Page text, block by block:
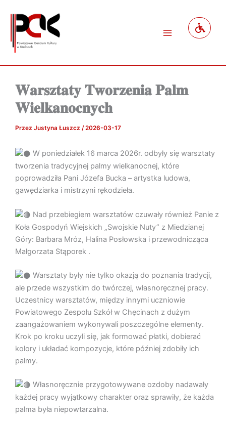
treści
𝐖𝐚𝐫𝐬𝐳𝐭𝐚𝐭𝐲 𝐓𝐰𝐨𝐫𝐳𝐞𝐧𝐢𝐚 𝐏𝐚𝐥𝐦
𝐖𝐢𝐞𝐥𝐤𝐚𝐧𝐨𝐜𝐧𝐲𝐜𝐡
Przez Justyna Łuszcz /2026-03-17
W poniedziałek 16 marca 2026r. odbyły się warsztaty
tworzenia tradycyjnej palmy wielkanocnej, które
poprowadziła Pani Józefa Bucka – artystka ludowa,
gawędziarka i mistrzyni rękodzieła.
Nad przebiegiem warsztatów czuwały również Panie z
Koła Gospodyń Wiejskich „Swojskie Nuty” z Miedzianej
Góry: Barbara Mróz, Halina Posłowska i przewodnicząca
Małgorzata Stąporek .
Warsztaty były nie tylko okazją do poznania tradycji,
ale przede wszystkim do twórczej, własnoręcznej pracy.
Uczestnicy warsztatów, między innymi uczniowie
Powiatowego Zespołu Szkół w Chęcinach z dużym
zaangażowaniem wykonywali poszczególne elementy.
Krok po kroku uczyli się, jak formować płatki, dobierać
kolory i układać kompozycje, które później zdobiły ich
palmy.
Własnoręcznie przygotowywane ozdoby nadawały
każdej pracy wyjątkowy charakter oraz sprawiły, że każda
palma była niepowtarzalna.